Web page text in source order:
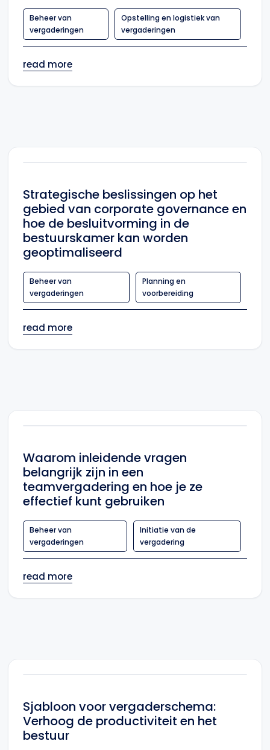
Beheer van
vergaderingen
Opstelling en logistiek van
vergaderingen
read more
Strategische beslissingen op het
gebied van corporate governance en
hoe de besluitvorming in de
bestuurskamer kan worden
geoptimaliseerd
Beheer van
vergaderingen
Planning en
voorbereiding
read more
Waarom inleidende vragen
belangrijk zijn in een
teamvergadering en hoe je ze
effectief kunt gebruiken
Beheer van
vergaderingen
Initiatie van de
vergadering
read more
Sjabloon voor vergaderschema:
Verhoog de productiviteit en het
bestuur